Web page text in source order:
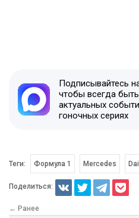
Подписывайтесь
чтобы всегда
актуальных
гоночных сериях
Теги: Формула 1 Mercedes
Поделиться:
← Ранее